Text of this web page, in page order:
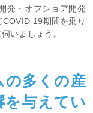
発・オフショア開発
19期間を乗り
いましょう。
の多くの産
を与えてい